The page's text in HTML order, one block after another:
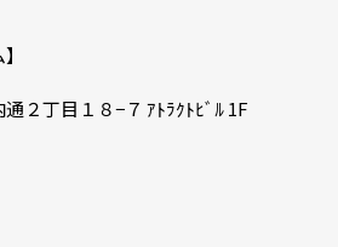
２丁目１８−７ ｱﾄﾗｸﾄﾋﾞﾙ 1F